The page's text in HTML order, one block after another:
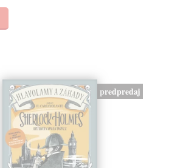
predpredaj